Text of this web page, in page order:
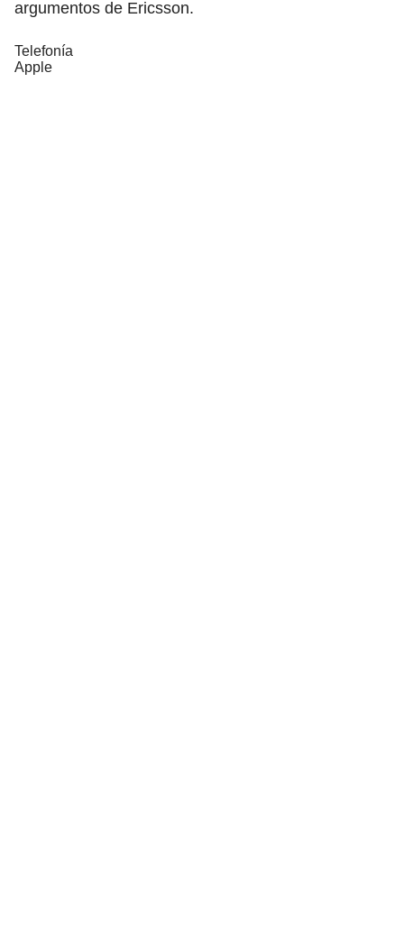
argumentos de Ericsson.
Telefonía
Apple